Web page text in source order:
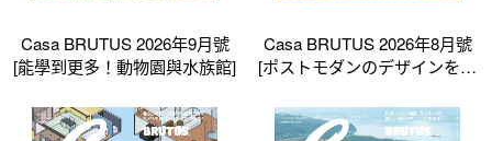
Casa BRUTUS 2026年9月號
[能學到更多！動物園與水族館]
Casa BRUTUS 2026年8月號
[ポストモダンのデザインを知